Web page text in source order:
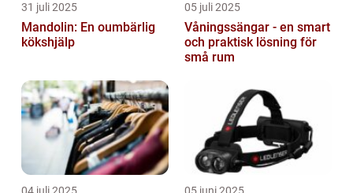
31 juli 2025
Mandolin: En oumbärlig
kökshjälp
05 juli 2025
Våningssängar - en smart
och praktisk lösning för
små rum